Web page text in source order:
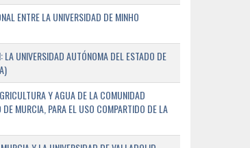
ENTRE LA UNIVERSIDAD DE MINHO
UNIVERSIDAD AUTÓNOMA DEL ESTADO DE
Y AGUA DE LA COMUNIDAD
MURCIA, PARA EL USO COMPARTIDO DE LA